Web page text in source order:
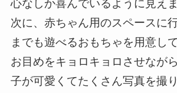
心なしか喜んでいるように見え
次に、赤ちゃん用のスペースに
までも遊べるおもちゃを用意し
お目めをキョロキョロさせなが
子が可愛くてたくさん写真を撮